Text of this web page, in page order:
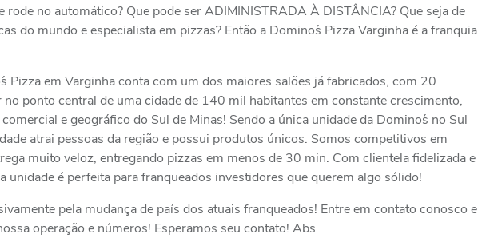
rode no automático? Que pode ser ADIMINISTRADA À DISTÂNCIA? Que seja de
do mundo e especialista em pizzas? Então a Domino´s Pizza Varginha é a franquia
Pizza em Varginha conta com um dos maiores salões já fabricados, com 20
no ponto central de uma cidade de 140 mil habitantes em constante crescimento,
e geográfico do Sul de Minas! Sendo a única unidade da Domino´s no Sul
atrai pessoas da região e possui produtos únicos. Somos competitivos em
muito veloz, entregando pizzas em menos de 30 min. Com clientela fidelizada e
unidade é perfeita para franqueados investidores que querem algo sólido!
pela mudança de país dos atuais franqueados! Entre em contato conosco e
operação e números! Esperamos seu contato! Abs